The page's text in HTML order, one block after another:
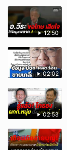
12:50
02:02
02:53